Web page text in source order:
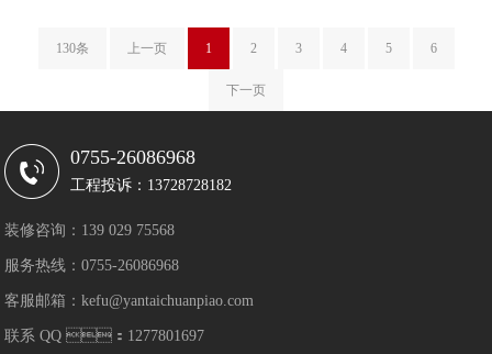
130条 上一页 1 2 3 4 5 6
下一页
0755-26086968
工程投诉：13728728182
装修咨询：139 029 75568
服务热线：0755-26086968
客服邮箱：kefu@yantaichuanpiao.com
联系 QQ ：1277801697